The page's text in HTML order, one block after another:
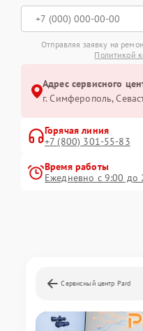
Отправляя заявку на
Политикой
Адрес сервисного
г. Симферополь,
Горячая линия
+7 (800) 301-55-83
Время работы
Ежедневно с 9:00 до
Сервисный центр Pard